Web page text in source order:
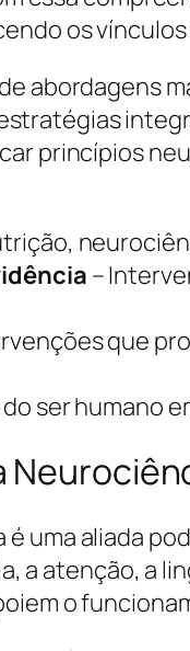
os
abordagens
princípios
–
que
do ser humano
uma aliada
a atenção, a
o